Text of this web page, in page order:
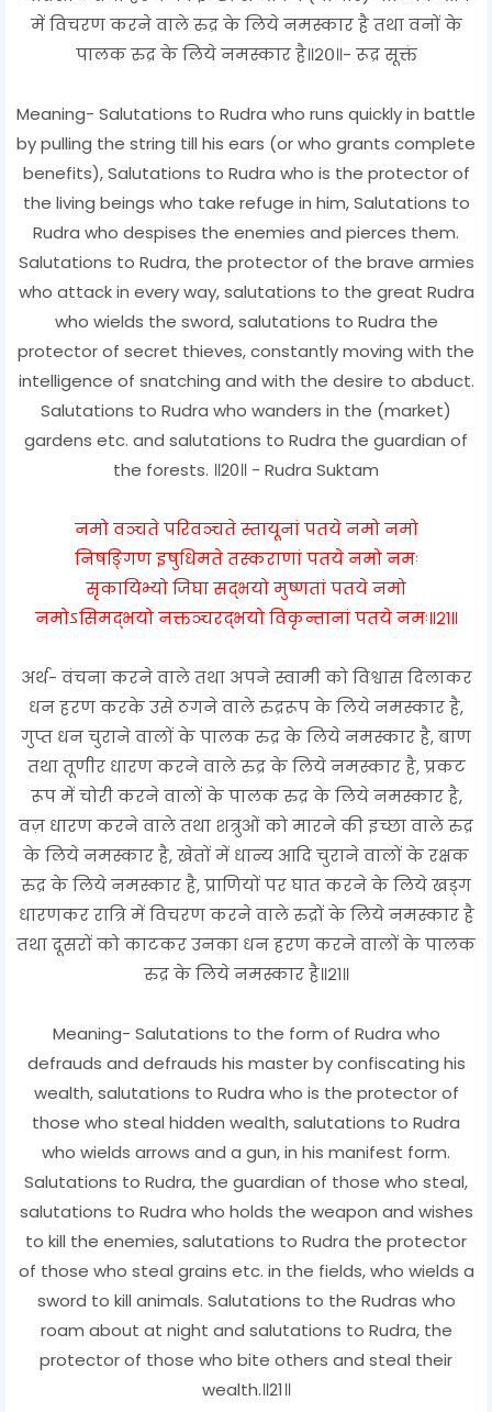
में विचरण करने वाले रुद्र के लिये नमस्कार है तथा वनों के
पालक रुद्र के लिये नमस्कार है॥२०॥- रूद्र सूक्तं
Meaning- Salutations to Rudra who runs quickly in battle
by pulling the string till his ears (or who grants complete
benefits), Salutations to Rudra who is the protector of
the living beings who take refuge in him, Salutations to
Rudra who despises the enemies and pierces them.
Salutations to Rudra, the protector of the brave armies
who attack in every way, salutations to the great Rudra
who wields the sword, salutations to Rudra the
protector of secret thieves, constantly moving with the
intelligence of snatching and with the desire to abduct.
Salutations to Rudra who wanders in the (market)
gardens etc. and salutations to Rudra the guardian of
the forests. ॥20॥ - Rudra Suktam
नमो वञ्चते परिवञ्चते स्तायूनां पतये नमो नमो
निषङ्गिण इषुधिमते तस्कराणां पतये नमो नमः
सृकायिभ्यो जिघा सद्भयो मुष्णतां पतये नमो
नमोऽसिमद्भयो नक्तञ्चरद्भयो विकृन्तानां पतये नमः॥२१॥
अर्थ- वंचना करने वाले तथा अपने स्वामी को विश्वास दिलाकर
धन हरण करके उसे ठगने वाले रुद्ररूप के लिये नमस्कार है,
गुप्त धन चुराने वालों के पालक रुद्र के लिये नमस्कार है, बाण
तथा तूणीर धारण करने वाले रुद्र के लिये नमस्कार है, प्रकट
रूप में चोरी करने वालों के पालक रुद्र के लिये नमस्कार है,
वज़ धारण करने वाले तथा शत्रुओं को मारने की इच्छा वाले रुद्र
के लिये नमस्कार है, खेतों में धान्य आदि चुराने वालों के रक्षक
रुद्र के लिये नमस्कार है, प्राणियों पर घात करने के लिये खड्ग
धारणकर रात्रि में विचरण करने वाले रुद्रों के लिये नमस्कार है
तथा दूसरों को काटकर उनका धन हरण करने वालों के पालक
रुद्र के लिये नमस्कार है॥२१॥
Meaning- Salutations to the form of Rudra who
defrauds and defrauds his master by confiscating his
wealth, salutations to Rudra who is the protector of
those who steal hidden wealth, salutations to Rudra
who wields arrows and a gun, in his manifest form.
Salutations to Rudra, the guardian of those who steal,
salutations to Rudra who holds the weapon and wishes
to kill the enemies, salutations to Rudra the protector
of those who steal grains etc. in the fields, who wields a
sword to kill animals. Salutations to the Rudras who
roam about at night and salutations to Rudra, the
protector of those who bite others and steal their
wealth.॥21॥